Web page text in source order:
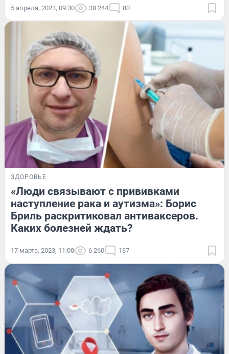
5 апреля, 2023, 09:30 38 244 80
ЗДОРОВЬЕ
«Люди связывают с прививками
наступление рака и аутизма»: Борис
Бриль раскритиковал антиваксеров.
Каких болезней ждать?
17 марта, 2023, 11:00 6 260 137